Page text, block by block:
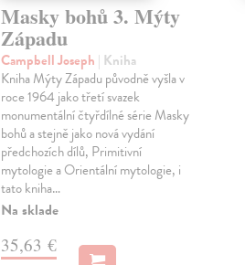
Masky bohů 3. Mýty
Západu
Campbell Joseph | Kniha
Kniha Mýty Západu původně vyšla v
roce 1964 jako třetí svazek
monumentální čtyřdílné série Masky
bohů a stejně jako nová vydání
předchozích dílů, Primitivní
mytologie a Orientální mytologie, i
tato kniha…
Na sklade
35,63 €